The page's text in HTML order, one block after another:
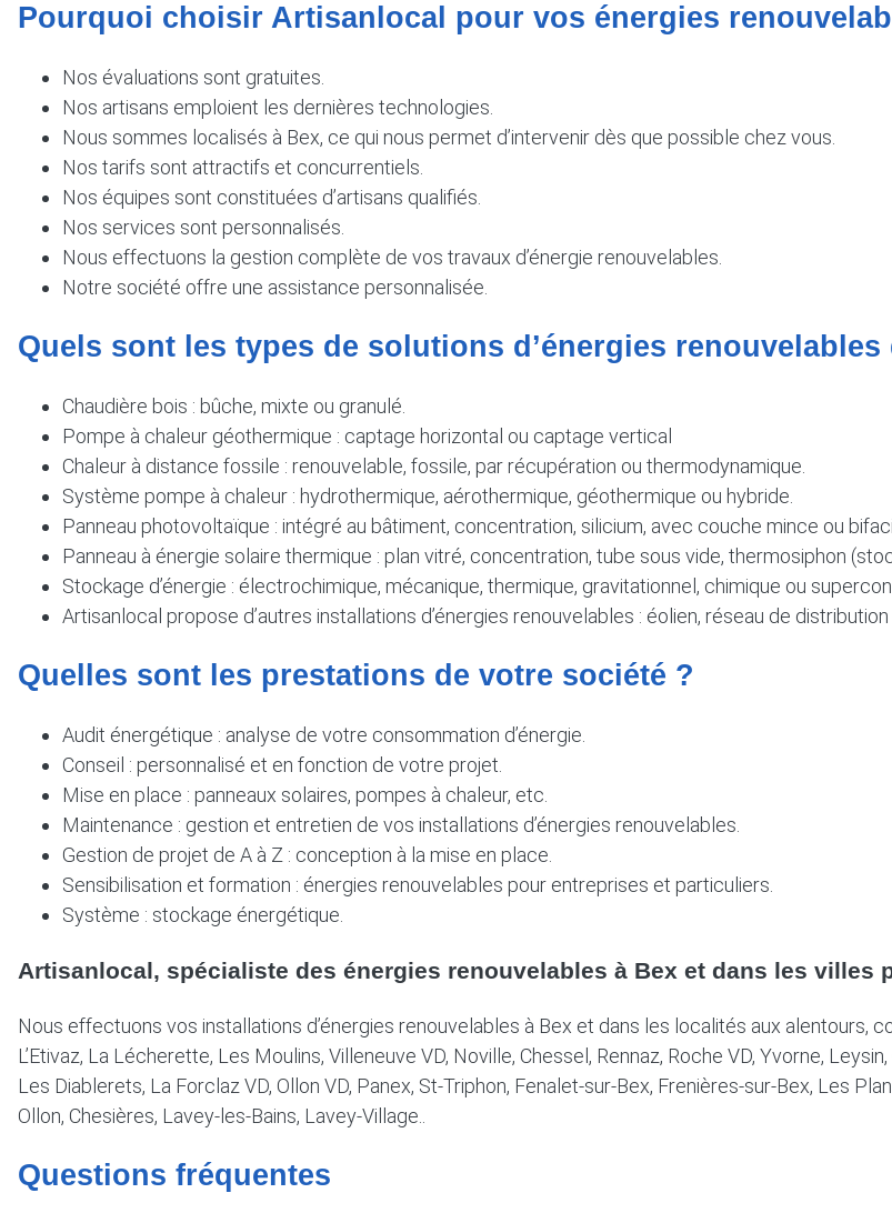
Pourquoi choisir Artisanlocal pour vos énergies
Nos évaluations sont gratuites.
Nos artisans emploient les dernières technologies.
Nous sommes localisés à Bex, ce qui nous permet d’intervenir dès que possible chez vous.
Nos tarifs sont attractifs et concurrentiels.
Nos équipes sont constituées d’artisans qualifiés.
Nos services sont personnalisés.
Nous effectuons la gestion complète de vos travaux d’énergie renouvelables.
Notre société offre une assistance personnalisée.
Quels sont les types de solutions d’énergies
Chaudière bois : bûche, mixte ou granulé.
Pompe à chaleur géothermique : captage horizontal ou captage vertical
Chaleur à distance fossile : renouvelable, fossile, par récupération ou thermodynamique.
Système pompe à chaleur : hydrothermique, aérothermique, géothermique ou hybride.
Panneau photovoltaïque : intégré au bâtiment, concentration, silicium, avec couche mince ou
Panneau à énergie solaire thermique : plan vitré, concentration, tube sous vide, thermosiphon
Stockage d’énergie : électrochimique, mécanique, thermique, gravitationnel, chimique ou
Artisanlocal propose d’autres installations d’énergies renouvelables : éolien, réseau de distribution
Quelles sont les prestations de votre société ?
Audit énergétique : analyse de votre consommation d’énergie.
Conseil : personnalisé et en fonction de votre projet.
Mise en place : panneaux solaires, pompes à chaleur, etc.
Maintenance : gestion et entretien de vos installations d’énergies renouvelables.
Gestion de projet de A à Z : conception à la mise en place.
Sensibilisation et formation : énergies renouvelables pour entreprises et particuliers.
Système : stockage énergétique.
Artisanlocal, spécialiste des énergies renouvelables à Bex et dans les villes
Nous effectuons vos installations d’énergies renouvelables à Bex et dans les localités aux alentours,
L’Etivaz, La Lécherette, Les Moulins, Villeneuve VD, Noville, Chessel, Rennaz, Roche VD, Yvorne,
Les Diablerets, La Forclaz VD, Ollon VD, Panex, St-Triphon, Fenalet-sur-Bex, Frenières-sur-Bex, Les
Ollon, Chesières, Lavey-les-Bains, Lavey-Village..
Questions fréquentes